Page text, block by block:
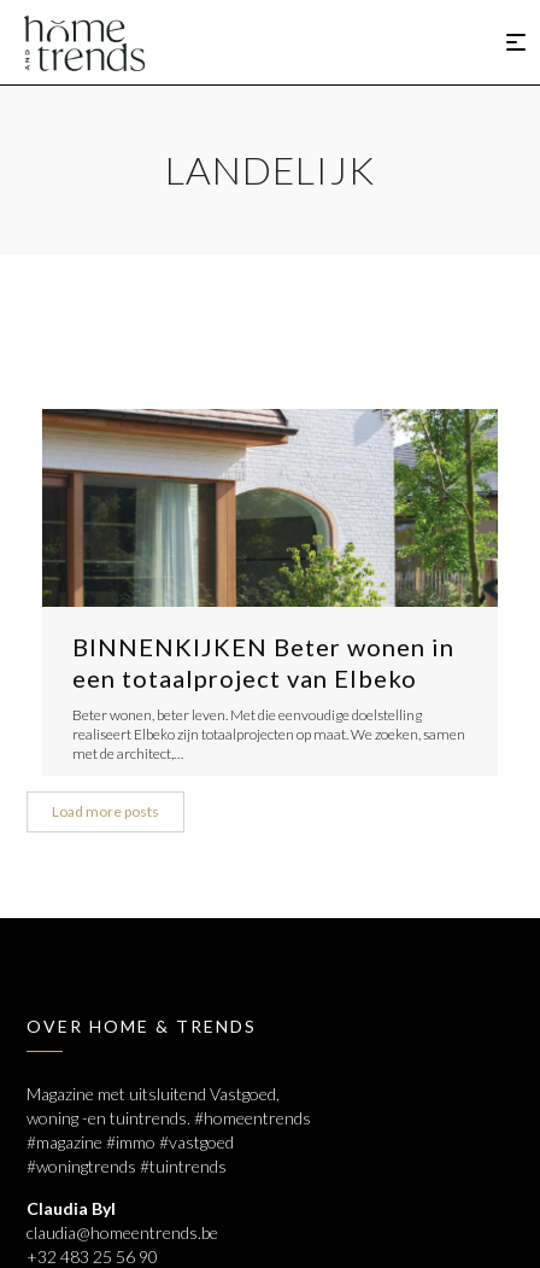
LANDELIJK
BINNENKIJKEN Beter wonen in
een totaalproject van Elbeko
Beter wonen, beter leven. Met die eenvoudige doelstelling
realiseert Elbeko zijn totaalprojecten op maat. We zoeken, samen
met de architect,…
Load more posts
OVER HOME & TRENDS
Magazine met uitsluitend Vastgoed,
woning -en tuintrends. #homeentrends
#magazine #immo #vastgoed
#woningtrends #tuintrends
Claudia Byl
claudia@homeentrends.be
+32 483 25 56 90